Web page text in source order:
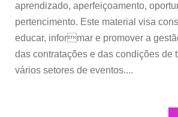
aprendizado, aperfeiçoamento,
pertencimento. Este material visa
educar, informar e promover a
das contratações e das condições de
vários setores de eventos....